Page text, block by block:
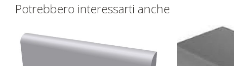
Potrebbero interessarti anche